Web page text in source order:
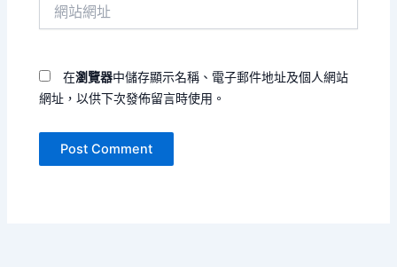
在瀏覽器中儲存顯示名稱、電子郵件地址及個人網站
網址，以供下次發佈留言時使用。